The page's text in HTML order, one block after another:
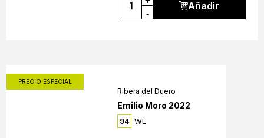
-
Añadir
PRECIO ESPECIAL
Ribera del Duero
Emilio Moro 2022
94 WE